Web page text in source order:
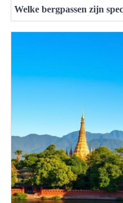
Welke bergpassen zijn